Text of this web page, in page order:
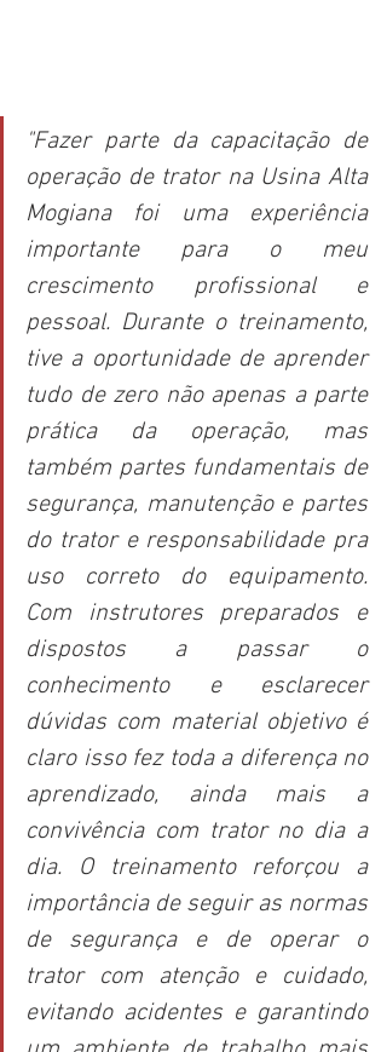
"Fazer parte da capacitação de
operação de trator na Usina Alta
Mogiana foi uma experiência
importante para o meu
crescimento profissional e
pessoal. Durante o treinamento,
tive a oportunidade de aprender
tudo de zero não apenas a parte
prática da operação, mas
também partes fundamentais de
segurança, manutenção e partes
do trator e responsabilidade pra
uso correto do equipamento.
Com instrutores preparados e
dispostos a passar o
conhecimento e esclarecer
dúvidas com material objetivo é
claro isso fez toda a diferença no
aprendizado, ainda mais a
convivência com trator no dia a
dia. O treinamento reforçou a
importância de seguir as normas
de segurança e de operar o
trator com atenção e cuidado,
evitando acidentes e garantindo